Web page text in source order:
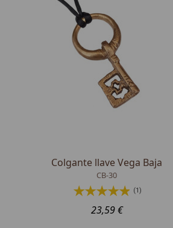
Colgante llave Vega Baja
CB-30
(1)
23,59 €